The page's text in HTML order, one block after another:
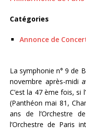
Catégories
Annonce de
La symphonie n° 9 de
novembre après-midi
C’est la 47 ème fois, si
(Panthéon mai 81,
ans de l’Orchestre
l’Orchestre de Paris